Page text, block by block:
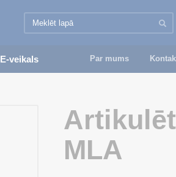
E-veikals Par mums
MLA